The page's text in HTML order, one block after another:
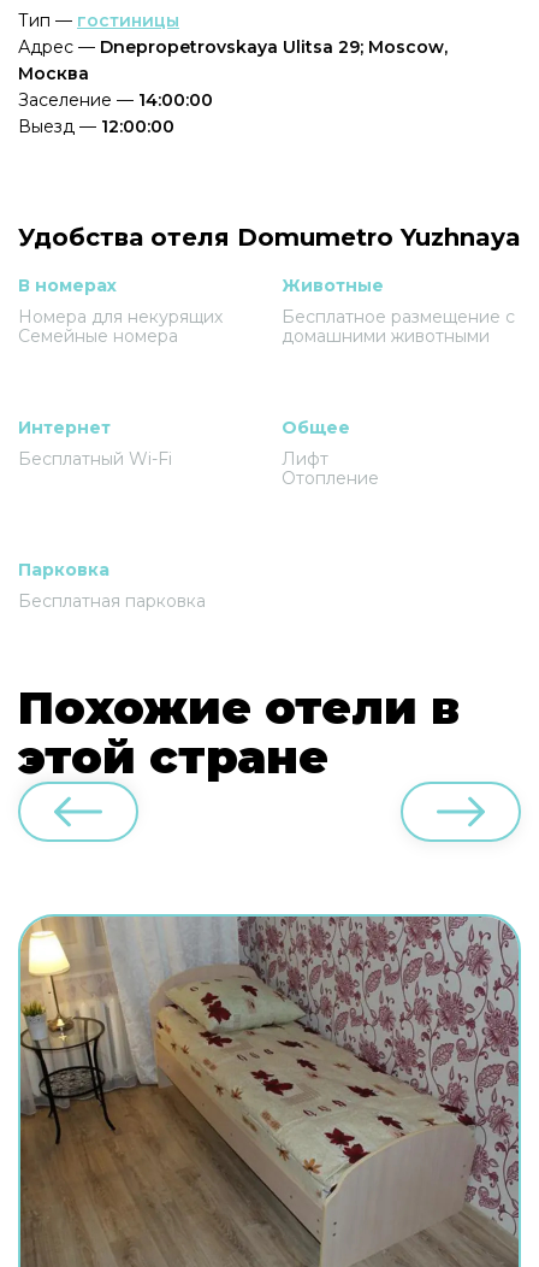
Тип — гостиницы
Адрес — Dnepropetrovskaya Ulitsa 29; Moscow,
Москва
Заселение — 14:00:00
Выезд — 12:00:00
Удобства отеля Domumetro Yuzhnaya
В номерах
Номера для некурящих
Семейные номера
Животные
Бесплатное размещение с
домашними животными
Интернет
Бесплатный Wi-Fi
Общее
Лифт
Отопление
Парковка
Бесплатная парковка
Похожие отели в
этой стране